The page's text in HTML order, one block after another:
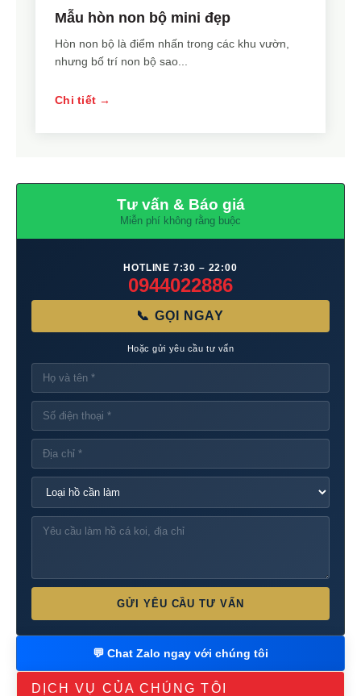
Mẫu hòn non bộ mini đẹp
Hòn non bộ là điểm nhấn trong các khu vườn,
nhưng bố trí non bộ sao...
Chi tiết →
Tư vấn & Báo giá
Miễn phí không rằng buộc
HOTLINE 7:30 – 22:00
0944022886
📞 GỌI NGAY
Hoặc gửi yêu cầu tư vấn
GỬI YÊU CẦU TƯ VẤN
💬 Chat Zalo ngay với chúng tôi
DỊCH VỤ CỦA CHÚNG TÔI